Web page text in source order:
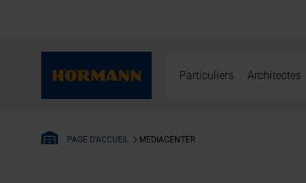
Particuliers Architectes
PAGE D'ACCUEIL MEDIACENTER